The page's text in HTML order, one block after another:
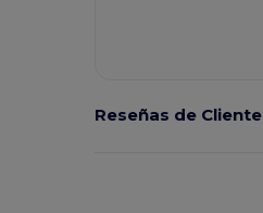
Reseñas de